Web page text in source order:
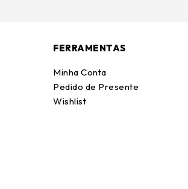
FERRAMENTAS
Minha Conta
Pedido de Presente
Wishlist